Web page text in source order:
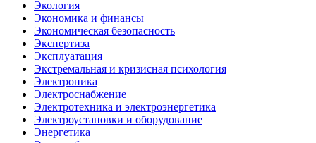
Экология
Экономика и финансы
Экономическая безопасность
Экспертиза
Эксплуатация
Экстремальная и кризисная психология
Электроника
Электроснабжение
Электротехника и электроэнергетика
Электроустановки и оборудование
Энергетика